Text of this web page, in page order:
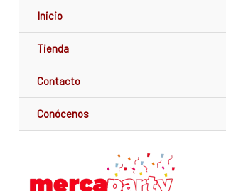
contenido
Inicio
Tienda
Contacto
Conócenos